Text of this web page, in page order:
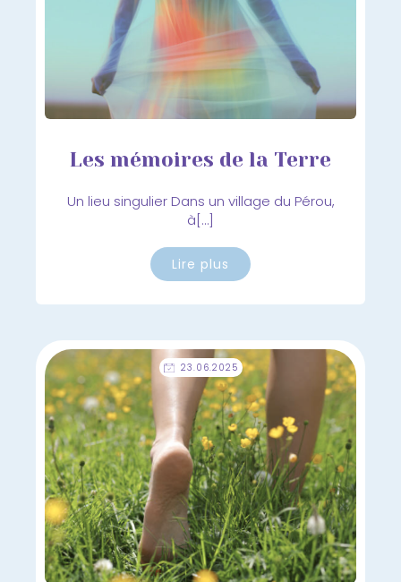
Les mémoires de la Terre
Un lieu singulier Dans un village du Pérou,
à[…]
Lire plus
23.06.2025